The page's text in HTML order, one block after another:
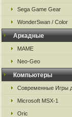
Sega Game Gear
WonderSwan / Color
Аркадные
MAME
Neo-Geo
Компьютеры
Современные Игры
Microsoft MSX-1
Oric